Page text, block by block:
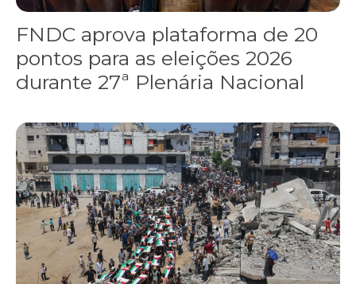
FNDC aprova plataforma de 20
pontos para as eleições 2026
durante 27ª Plenária Nacional
Gaza realiza funeral coletivo de 112 pessoas assassinadas por